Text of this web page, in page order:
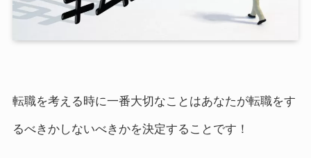
転職を考える時に一番大切なことはあなたが転職をす
るべきかしないべきかを決定することです！